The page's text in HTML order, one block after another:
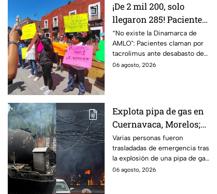
¡De 2 mil 200, solo
llegaron 285! Pacientes
claman por
medicamentos ante
desabasto en IMSS
Puebla
“No existe la Dinamarca de
AMLO": Pacientes claman por
tacrolimus ante desabasto de
medicamentos en hospital del
06 agosto, 2026
Explota pipa de gas en
Cuernavaca, Morelos;
se reportan más de 20
personas con
quemaduras
Varias personas fueron
trasladadas de emergencia tras
la explosión de una pipa de gas
cerca de la colonia Las
06 agosto, 2026